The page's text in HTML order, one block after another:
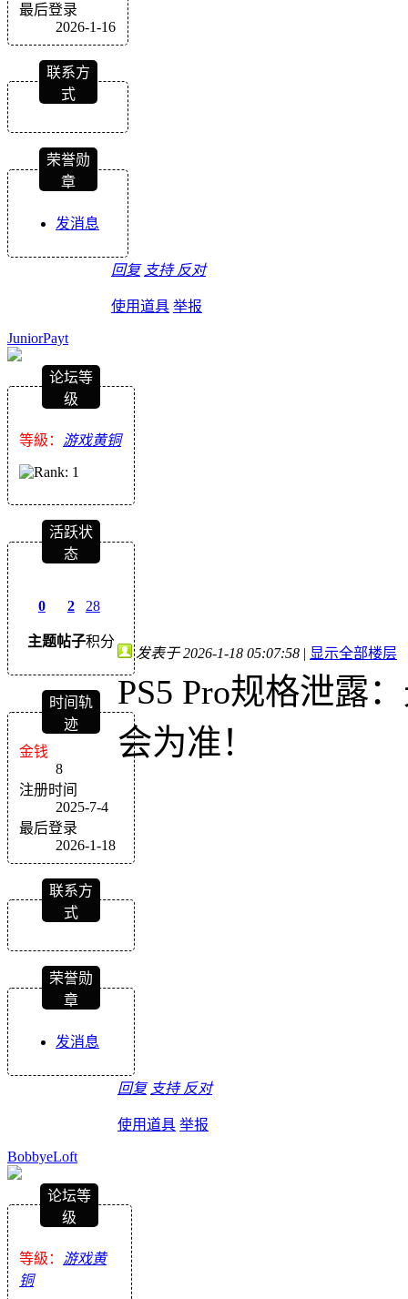
最后登录
2026-1-16
联系方
式
荣誉勋
章
发消息
回复 支持 反对
使用道具 举报
JuniorPayt
论坛等
级
等級： 游戏黄铜
活跃状
态
0
主题
2
帖子
28
积分
时间轨
迹
金钱
8
注册时间
2025-7-4
最后登录
2026-1-18
联系方
式
荣誉勋
章
发消息
发表于 2026-1-18 05:07:58 | 显示全部楼层
PS5 Pro规格泄露
会为准！
回复 支持 反对
使用道具 举报
BobbyeLoft
论坛等
级
等級： 游戏黄
铜